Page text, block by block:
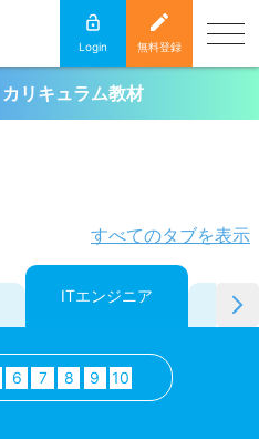
Login 無料登録
リキュラム教材
すべてのタブを表示
ITエンジニア フ
6 7 8 9 10